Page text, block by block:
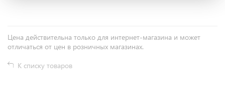
Цена действительна только для интернет-магазина и может
отличаться от цен в розничных магазинах.
К списку товаров